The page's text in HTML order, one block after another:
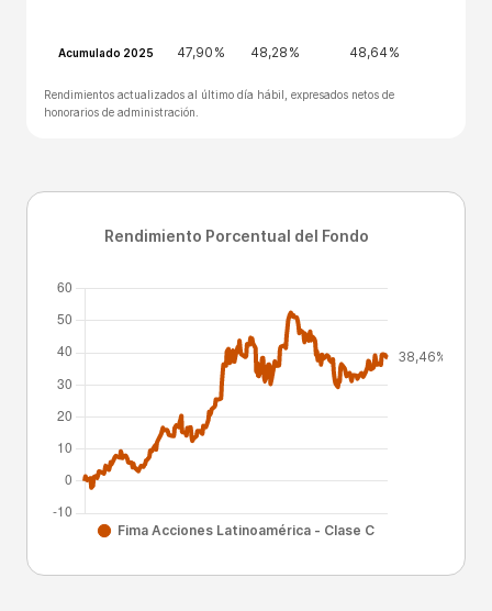
Acumulado 2025 47,90% 48,28% 48,64%
Rendimientos actualizados al último día hábil, expresados netos de
honorarios de administración.